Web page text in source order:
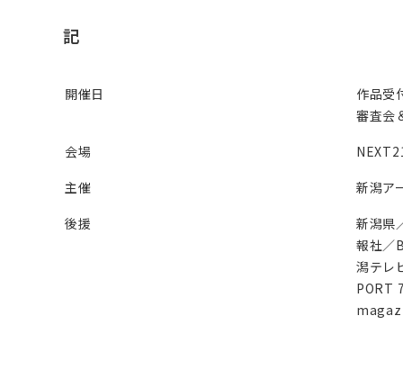
記
開催日
作品受
審査会
会場
主催
新潟ア
後援
新潟県
報社／
潟テレ
PORT